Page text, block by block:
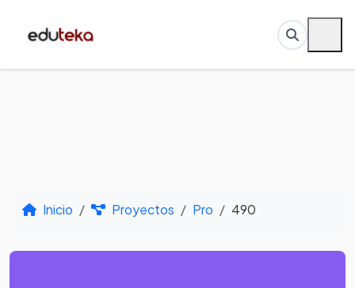
Inicio Proyectos Pro 490